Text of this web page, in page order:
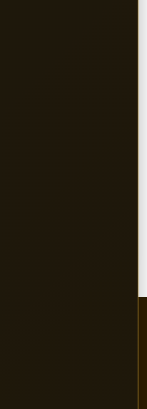
zorgvuldig verpakt
werkdag verwerkt.
BioPharma.
verzending